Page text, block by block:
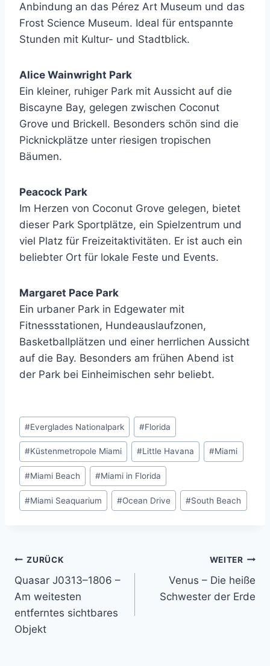
Anbindung an das Pérez Art Museum und das
Frost Science Museum. Ideal für entspannte
Stunden mit Kultur- und Stadtblick.
Alice Wainwright Park
Ein kleiner, ruhiger Park mit Aussicht auf die
Biscayne Bay, gelegen zwischen Coconut
Grove und Brickell. Besonders schön sind die
Picknickplätze unter riesigen tropischen
Bäumen.
Peacock Park
Im Herzen von Coconut Grove gelegen, bietet
dieser Park Sportplätze, ein Spielzentrum und
viel Platz für Freizeitaktivitäten. Er ist auch ein
beliebter Ort für lokale Feste und Events.
Margaret Pace Park
Ein urbaner Park in Edgewater mit
Fitnessstationen, Hundeauslaufzonen,
Basketballplätzen und einer herrlichen Aussicht
auf die Bay. Besonders am frühen Abend ist
der Park bei Einheimischen sehr beliebt.
Schlagworte:
#Everglades Nationalpark #Florida
#Küstenmetropole Miami #Little Havana #Miami
#Miami Beach #Miami in Florida
#Miami Seaquarium #Ocean Drive #South Beach
Beitragsnavigation
ZURÜCK
Quasar J0313–1806 –
Am weitesten
entferntes sichtbares
Objekt
WEITER
Venus – Die heiße
Schwester der Erde